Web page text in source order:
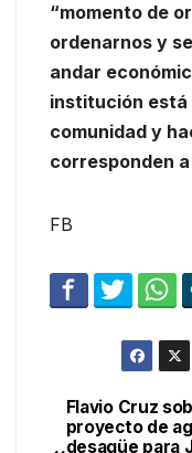
“momento de
ordenarnos y
andar
institución está
comunidad y
corresponden
FB
Flavio Cruz
proyecto de
desagüe para